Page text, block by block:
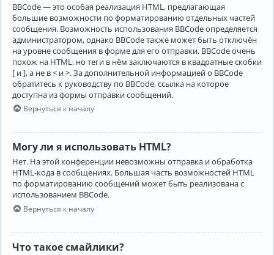
BBCode — это особая реализация HTML, предлагающая
большие возможности по форматированию отдельных частей
сообщения. Возможность использования BBCode определяется
администратором, однако BBCode также может быть отключён
на уровне сообщения в форме для его отправки. BBCode очень
похож на HTML, но теги в нём заключаются в квадратные скобки
[ и ], а не в < и >. За дополнительной информацией о BBCode
обратитесь к руководству по BBCode, ссылка на которое
доступна из формы отправки сообщений.
Вернуться к началу
Могу ли я использовать HTML?
Нет. На этой конференции невозможны отправка и обработка
HTML-кода в сообщениях. Большая часть возможностей HTML
по форматированию сообщений может быть реализована с
использованием BBCode.
Вернуться к началу
Что такое смайлики?